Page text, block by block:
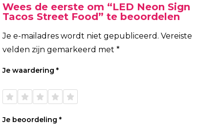
Wees de eerste om “LED Neon Sign
Tacos Street Food” te beoordelen
Je e-mailadres wordt niet gepubliceerd. Vereiste
velden zijn gemarkeerd met *
Je waardering *
de 5
de 5
de 5
de 5
de 5
Je beoordeling *